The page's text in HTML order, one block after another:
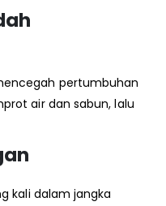
pertumbuhan
air dan sabun, lalu
kali dalam jangka